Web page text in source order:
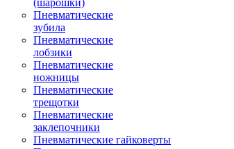
(шарошки)
Пневматические
зубила
Пневматические
лобзики
Пневматические
ножницы
Пневматические
трещотки
Пневматические
заклепочники
Пневматические гайковерты